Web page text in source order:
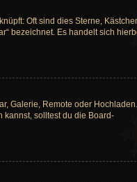
Oft sind dies Sterne,
bezeichnet. Es handelt sich
Galerie, Remote oder Hochladen.
kannst, solltest du die Board-